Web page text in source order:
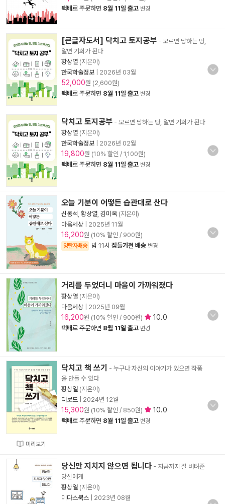
택배로 주문하면 8월 11일 출고 변경
[큰글자도서] 닥치고 토지공부 - 모르면 당하는 땅,
알면 기회가 된다
황상열 (지은이)
한국학술정보
2026년 03월
52,000원 (2,600원)
택배로 주문하면 8월 11일 출고 변경
닥치고 토지공부 - 모르면 당하는 땅, 알면 기회가 된다
황상열 (지은이)
한국학술정보
2026년 02월
19,800원 (10% 할인 / 1,100원)
택배로 주문하면 8월 11일 출고 변경
오늘 기분이 어떻든 습관대로 산다
신동석 황상열 김미옥 (지은이)
마음세상
2025년 11월
16,200원 (10% 할인 / 900원)
양탄자배송 밤 11시 잠들기전 배송 변경
거리를 두었더니 마음이 가까워졌다
황상열 (지은이)
마음세상
2025년 09월
16,200원 (10% 할인 / 900원) 10.0
택배로 주문하면 8월 11일 출고 변경
미리보기
닥치고 책 쓰기
- 누구나 자신의 이야기가 있으면 작품
을 만들 수 있다
황상열 (지은이)
더로드
2024년 12월
15,300원 (10% 할인 / 850원) 10.0
택배로 주문하면 8월 11일 출고 변경
당신만 지치지 않으면 됩니다 - 지금까지 잘 버텨준
당신에게
황상열 (지은이)
미다스북스
2023년 08월